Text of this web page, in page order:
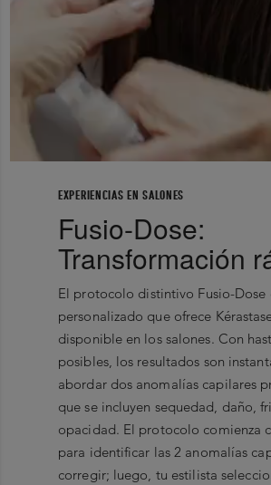
EXPERIENCIAS EN SALONES
Fusio-Dose:
Transformación
El protocolo distintivo Fusio-Dose
personalizado que ofrece
disponible en los salones. Con
posibles, los resultados son
abordar dos anomalías capilares
que se incluyen sequedad, daño,
opacidad. El protocolo comienza
para identificar las 2 anomalías
corregir; luego, tu estilista